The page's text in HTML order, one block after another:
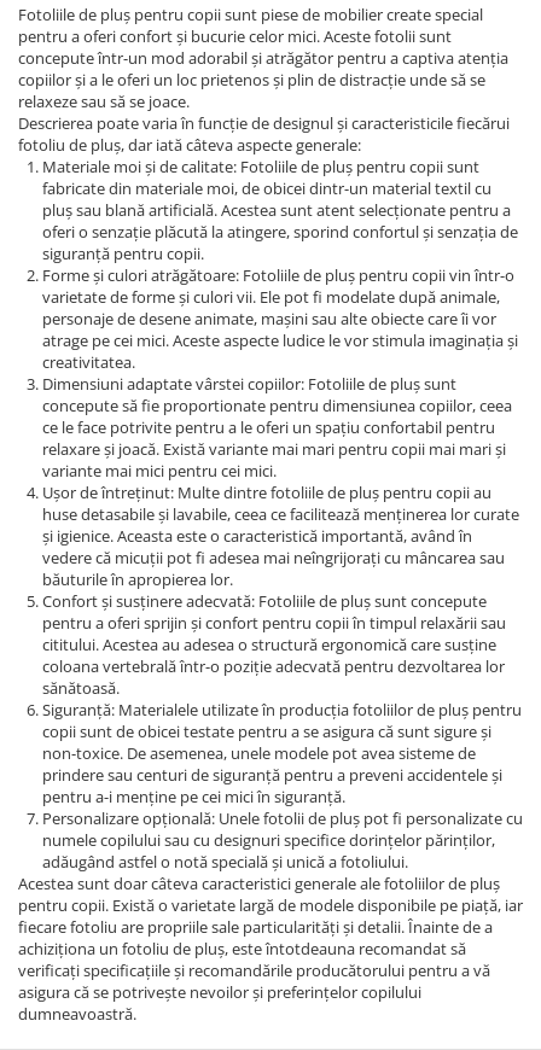
Fotoliile de pluș pentru copii sunt piese de mobilier create special
pentru a oferi confort și bucurie celor mici. Aceste fotolii sunt
concepute într-un mod adorabil și atrăgător pentru a captiva atenția
copiilor și a le oferi un loc prietenos și plin de distracție unde să se
relaxeze sau să se joace.
Descrierea poate varia în funcție de designul și caracteristicile fiecărui
fotoliu de pluș, dar iată câteva aspecte generale:
Materiale moi și de calitate: Fotoliile de pluș pentru copii sunt
fabricate din materiale moi, de obicei dintr-un material textil cu
pluș sau blană artificială. Acestea sunt atent selecționate pentru a
oferi o senzație plăcută la atingere, sporind confortul și senzația de
siguranță pentru copii.
Forme și culori atrăgătoare: Fotoliile de pluș pentru copii vin într-o
varietate de forme și culori vii. Ele pot fi modelate după animale,
personaje de desene animate, mașini sau alte obiecte care îi vor
atrage pe cei mici. Aceste aspecte ludice le vor stimula imaginația și
creativitatea.
Dimensiuni adaptate vârstei copiilor: Fotoliile de pluș sunt
concepute să fie proportionate pentru dimensiunea copiilor, ceea
ce le face potrivite pentru a le oferi un spațiu confortabil pentru
relaxare și joacă. Există variante mai mari pentru copii mai mari și
variante mai mici pentru cei mici.
Ușor de întreținut: Multe dintre fotoliile de pluș pentru copii au
huse detasabile și lavabile, ceea ce facilitează menținerea lor curate
și igienice. Aceasta este o caracteristică importantă, având în
vedere că micuții pot fi adesea mai neîngrijorați cu mâncarea sau
băuturile în apropierea lor.
Confort și susținere adecvată: Fotoliile de pluș sunt concepute
pentru a oferi sprijin și confort pentru copii în timpul relaxării sau
cititului. Acestea au adesea o structură ergonomică care susține
coloana vertebrală într-o poziție adecvată pentru dezvoltarea lor
sănătoasă.
Siguranță: Materialele utilizate în producția fotoliilor de pluș pentru
copii sunt de obicei testate pentru a se asigura că sunt sigure și
non-toxice. De asemenea, unele modele pot avea sisteme de
prindere sau centuri de siguranță pentru a preveni accidentele și
pentru a-i menține pe cei mici în siguranță.
Personalizare opțională: Unele fotolii de pluș pot fi personalizate cu
numele copilului sau cu designuri specifice dorințelor părinților,
adăugând astfel o notă specială și unică a fotoliului.
Acestea sunt doar câteva caracteristici generale ale fotoliilor de pluș
pentru copii. Există o varietate largă de modele disponibile pe piață, iar
fiecare fotoliu are propriile sale particularități și detalii. Înainte de a
achiziționa un fotoliu de pluș, este întotdeauna recomandat să
verificați specificațiile și recomandările producătorului pentru a vă
asigura că se potrivește nevoilor și preferințelor copilului
dumneavoastră.